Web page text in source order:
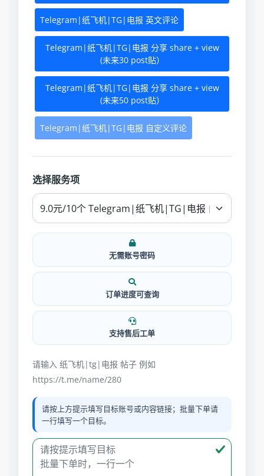
Telegram|纸飞机|TG|电报 英文评论
Telegram|纸飞机|TG|电报 分享 share + view
(未来30 post贴）
Telegram|纸飞机|TG|电报 分享 share + view
(未来50 post贴）
Telegram|纸飞机|TG|电报 自定义评论
选择服务项
无需账号密码
订单进度可查询
支持售后工单
请输入 纸飞机|tg|电报 帖子 例如
https://t.me/name/280
请按上方提示填写目标账号或内容链接；批量下单请
一行填写一个目标。